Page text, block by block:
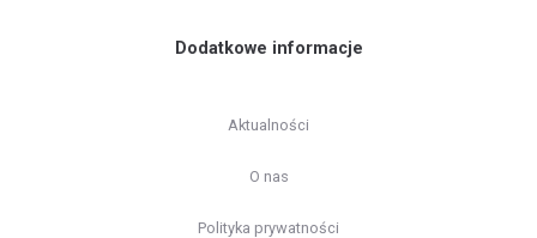
Dodatkowe informacje
Aktualności
O nas
Polityka prywatności